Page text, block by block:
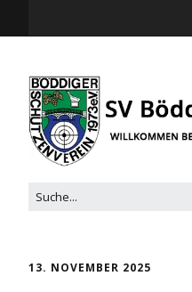
13. NOVEMBER 2025